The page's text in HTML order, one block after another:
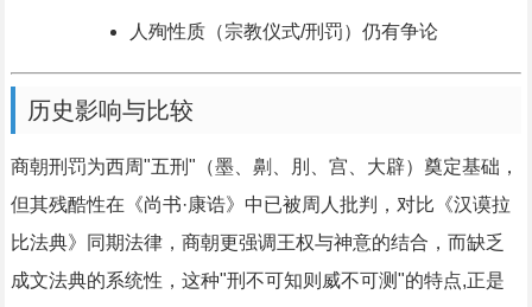
人殉性质（宗教仪式/刑罚）仍有争论
历史影响与比较
商朝刑罚为西周"五刑"（墨、劓、刖、宫、大辟）奠定基础，
但其残酷性在《尚书·康诰》中已被周人批判，对比《汉谟拉
比法典》同期法律，商朝更强调王权与神意的结合，而缺乏
成文法典的系统性，这种"刑不可知则威不可测"的特点,正是